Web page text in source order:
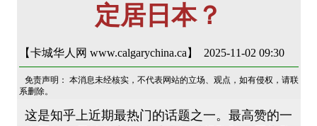
定居日本？
【卡城华人网 www.calgarychina.ca】 2025-11-02 09:30
免责声明： 本消息未经核实，不代表网站的立场、观点，如有侵权，请联
系删除。
这是知乎上近期最热门的话题之一。最高赞的一